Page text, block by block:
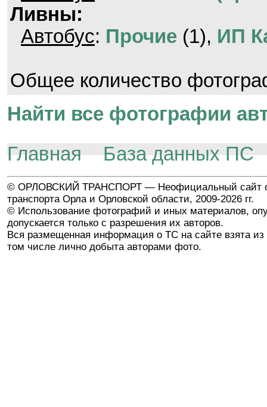
Ливны:
Автобус: Прочие (1), ИП
Общее количество
Найти все фотографии
Главная
База данных ПС
© ОРЛОВСКИЙ ТРАНСПОРТ — Неофициальный сайт
транспорта Орла и Орловской области, 2009-2026 гг.
© Использование фотографий и иных материалов,
допускается только с разрешения их авторов.
Вся размещенная информация о ТС на сайте взята из
том числе лично добыта авторами фото.